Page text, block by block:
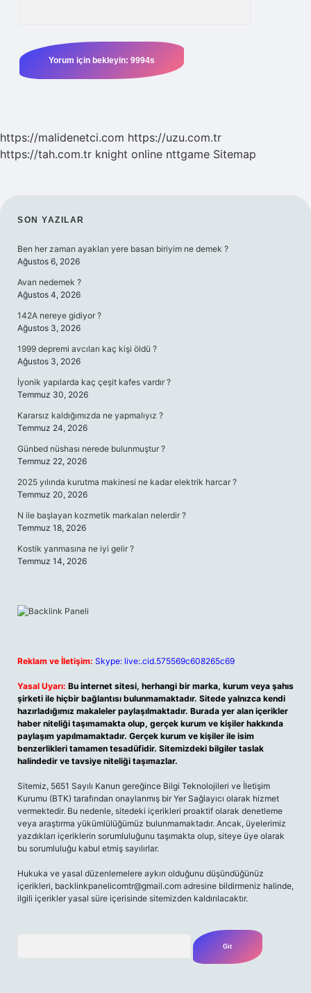
https://malidenetci.com https://uzu.com.tr
https://tah.com.tr knight online nttgame Sitemap
SIDEBAR
SON YAZILAR
Ben her zaman ayakları yere basan biriyim ne demek ?
Ağustos 6, 2026
Avan nedemek ?
Ağustos 4, 2026
142A nereye gidiyor ?
Ağustos 3, 2026
1999 depremi avcıları kaç kişi öldü ?
Ağustos 3, 2026
İyonik yapılarda kaç çeşit kafes vardır ?
Temmuz 30, 2026
Kararsız kaldığımızda ne yapmalıyız ?
Temmuz 24, 2026
Günbed nüshası nerede bulunmuştur ?
Temmuz 22, 2026
2025 yılında kurutma makinesi ne kadar elektrik harcar ?
Temmuz 20, 2026
N ile başlayan kozmetik markaları nelerdir ?
Temmuz 18, 2026
Kostik yanmasına ne iyi gelir ?
Temmuz 14, 2026
Reklam ve İletişim: Skype: live:.cid.575569c608265c69
Yasal Uyarı: Bu internet sitesi, herhangi bir marka, kurum veya şahıs
şirketi ile hiçbir bağlantısı bulunmamaktadır. Sitede yalnızca kendi
hazırladığımız makaleler paylaşılmaktadır. Burada yer alan içerikler
haber niteliği taşımamakta olup, gerçek kurum ve kişiler hakkında
paylaşım yapılmamaktadır. Gerçek kurum ve kişiler ile isim
benzerlikleri tamamen tesadüfidir. Sitemizdeki bilgiler taslak
halindedir ve tavsiye niteliği taşımazlar.
Sitemiz, 5651 Sayılı Kanun gereğince Bilgi Teknolojileri ve İletişim
Kurumu (BTK) tarafından onaylanmış bir Yer Sağlayıcı olarak hizmet
vermektedir. Bu nedenle, sitedeki içerikleri proaktif olarak denetleme
veya araştırma yükümlülüğümüz bulunmamaktadır. Ancak, üyelerimiz
yazdıkları içeriklerin sorumluluğunu taşımakta olup, siteye üye olarak
bu sorumluluğu kabul etmiş sayılırlar.
Hukuka ve yasal düzenlemelere aykırı olduğunu düşündüğünüz
içerikleri, backlinkpanelicomtr@gmail.com adresine bildirmeniz halinde,
ilgili içerikler yasal süre içerisinde sitemizden kaldırılacaktır.